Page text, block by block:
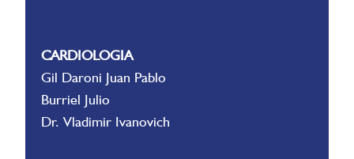
CARDIOLOGIA
Gil Daroni Juan Pablo
Burriel Julio
Dr. Vladimir Ivanovich